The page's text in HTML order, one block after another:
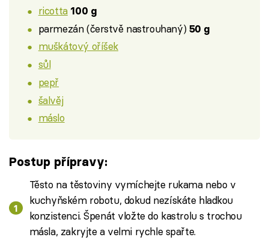
ricotta 100 g
parmezán (čerstvě nastrouhaný) 50 g
muškátový oříšek
sůl
pepř
šalvěj
máslo
Postup přípravy:
Těsto na těstoviny vymíchejte rukama nebo v
kuchyňském robotu, dokud nezískáte hladkou
konzistenci. Špenát vložte do kastrolu s trochou
másla, zakryjte a velmi rychle spařte.